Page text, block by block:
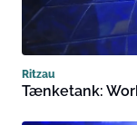
Ritzau
Tænketank: